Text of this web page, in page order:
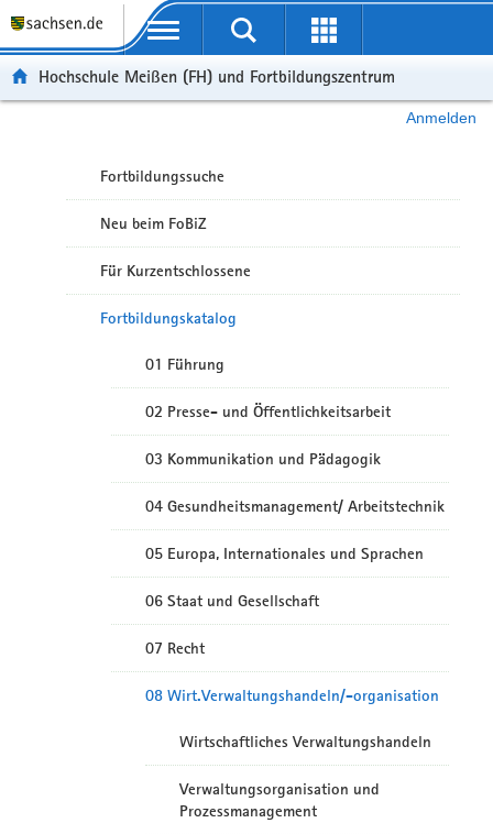
Portalübergreifende Navigation
Hochschule Meißen (FH) und Fortbildungszentrum
Anmelden
Fortbildungssuche
Neu beim FoBiZ
Für Kurzentschlossene
Fortbildungskatalog
01 Führung
02 Presse- und Öffentlichkeitsarbeit
03 Kommunikation und Pädagogik
04 Gesundheitsmanagement/ Arbeitstechnik
05 Europa, Internationales und Sprachen
06 Staat und Gesellschaft
07 Recht
08 Wirt.Verwaltungshandeln/-organisation
Wirtschaftliches Verwaltungshandeln
Verwaltungsorganisation und
Prozessmanagement